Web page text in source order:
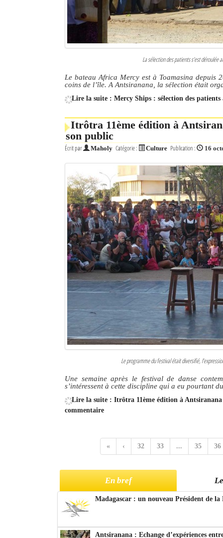
La sélection des patients s’est déroulée
Le bateau Africa Mercy est à Toamasina depuis
coins de l’île. A Antsiranana, la sélection était
Lire la suite : Mercy Ships : sélection des patients
Itrôtra 11ème édition à
son public
Écrit par Maholy Catégorie : Culture Publication : 16
Le programme du festival était diversifié,
Une semaine après le festival de danse
s’intéressent à cette discipline qui a eu pourtant
Lire la suite : Itrôtra 11ème édition à
commentaire
« ‹ 32 33 ... 35 36
En bref
Madagascar : un nouveau Président de
Antsiranana : Echange d’expériences